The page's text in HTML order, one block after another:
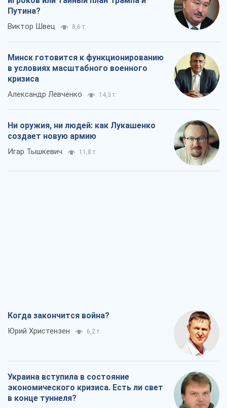
Путина?
Виктор Швец 8,6 т.
Минск готовится к функционированию
в условиях масштабного военного
кризиса
Александр Левченко 14,3 т.
Ни оружия, ни людей: как Лукашенко
создает новую армию
Игар Тышкевич 11,8 т.
Когда закончится война?
Юрий Христензен 6,2 т.
Украина вступила в состояние
экономического кризиса. Есть ли свет
в конце туннеля?